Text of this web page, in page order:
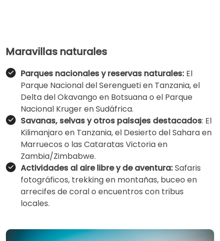
Maravillas naturales
Parques nacionales y reservas naturales: El
Parque Nacional del Serengueti en Tanzania, el
Delta del Okavango en Botsuana o el Parque
Nacional Kruger en Sudáfrica.
Savanas, selvas y otros paisajes destacados: El
Kilimanjaro en Tanzania, el Desierto del Sahara en
Marruecos o las Cataratas Victoria en
Zambia/Zimbabwe.
Actividades al aire libre y de aventura:Safaris
fotográficos, trekking en montañas, buceo en
arrecifes de coral o encuentros con tribus
locales.